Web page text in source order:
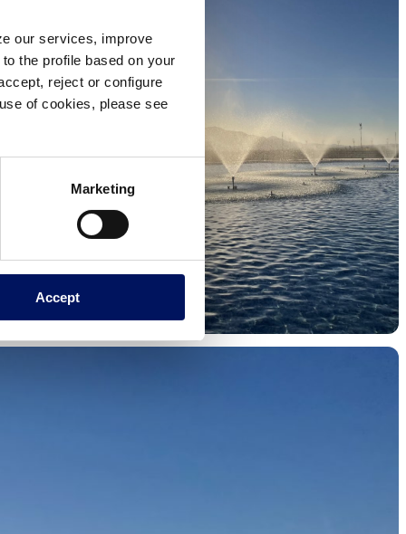
our services, improve
the profile based on your
reject or configure
of cookies, please see
Marketing
Accept